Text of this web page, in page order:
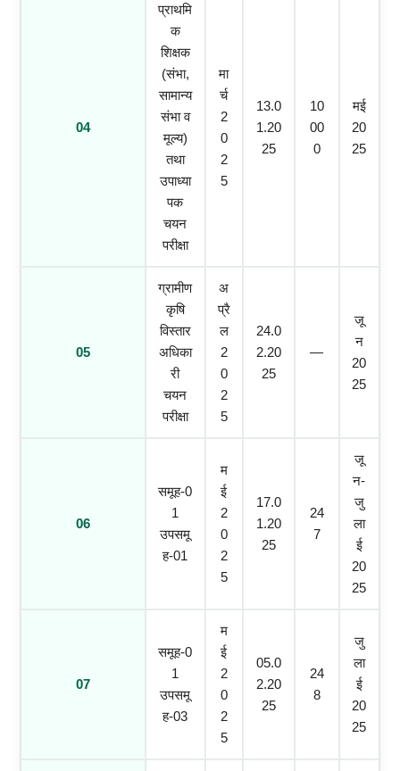
04
प्राथमि
क
शिक्षक
(संभा,
सामान्य
संभा व
मूल्य)
तथा
उपाध्या
पक
चयन
परीक्षा
मा
र्च
2
0
2
5
13.0
1.20
25
10
00
0
मई
20
25
05
ग्रामीण
कृषि
विस्तार
अधिका
री
चयन
परीक्षा
अ
प्रै
ल
2
0
2
5
24.0
2.20
25
—
जू
न
20
25
06
समूह-0
1
उपसमू
ह-01
म
ई
2
0
2
5
17.0
1.20
25
24
7
जू
न-
जु
ला
ई
20
25
07
समूह-0
1
उपसमू
ह-03
म
ई
2
0
2
5
05.0
2.20
25
24
8
जु
ला
ई
20
25